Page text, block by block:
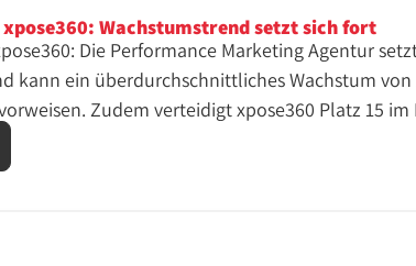
Wachstumstrend setzt sich fort
Die Performance Marketing Agentur
kann ein überdurchschnittliches Wachstum von
Zudem verteidigt xpose360 Platz 15 im
der Top-Agenturen in Deutschland. Kurz
ist ein sehr guter zweiter Platz im
Affiliate-Marketing Branche diesen Wandel